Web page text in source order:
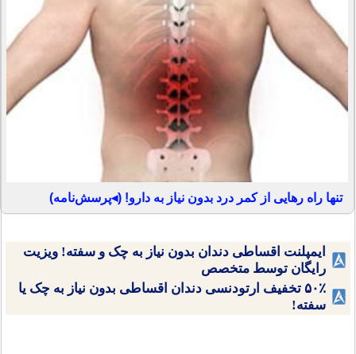
تنها راه رهایی از کمر درد بدون نیاز به دارو! (◂پرسش‌نامه)
ایمپلنت اقساطی دندان بدون نیاز به چک و سفته! ویزیت
رایگان توسط متخصص
۵۰٪ تخفیف ارتودنسی دندان اقساطی بدون نیاز به چک یا
سفته!